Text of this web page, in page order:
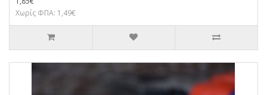
Χωρίς ΦΠΑ: 1,49€